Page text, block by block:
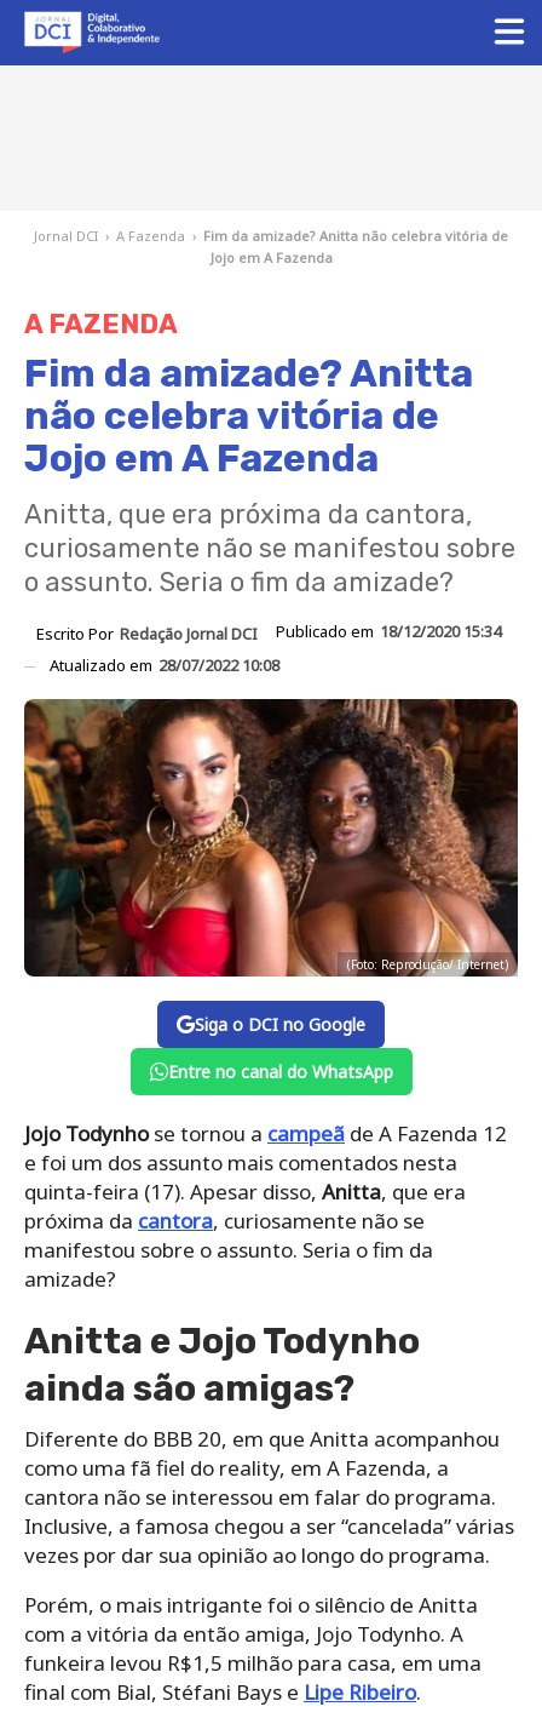
Jornal DCI › A Fazenda › Fim da amizade? Anitta não celebra vitória de
Jojo em A Fazenda
A FAZENDA
Fim da amizade? Anitta
não celebra vitória de
Jojo em A Fazenda
Anitta, que era próxima da cantora,
curiosamente não se manifestou sobre
o assunto. Seria o fim da amizade?
Escrito Por Redação Jornal DCI Publicado em 18/12/2020 15:34
Atualizado em 28/07/2022 10:08
(Foto: Reprodução/ Internet)
Siga o DCI no Google
Entre no canal do WhatsApp
Jojo Todynhose tornou a campeã de A Fazenda 12
e foi um dos assunto mais comentados nesta
quinta-feira (17). Apesar disso, Anitta, que era
próxima da cantora, curiosamente não se
manifestou sobre o assunto. Seria o fim da
amizade?
Anitta e Jojo Todynho
ainda são amigas?
Diferente do BBB 20, em que Anitta acompanhou
como uma fã fiel do reality, em A Fazenda, a
cantora não se interessou em falar do programa.
Inclusive, a famosa chegou a ser “cancelada” várias
vezes por dar sua opinião ao longo do programa.
Porém, o mais intrigante foi o silêncio de Anitta
com a vitória da então amiga, Jojo Todynho. A
funkeira levou R$1,5 milhão para casa, em uma
final com Bial, Stéfani Bays e Lipe Ribeiro.